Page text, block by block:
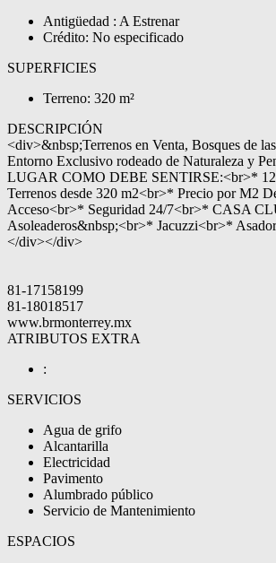
Antigüedad : A Estrenar
Crédito: No especificado
SUPERFICIES
Terreno: 320 m²
DESCRIPCIÓN
<div>&nbsp;Terrenos en Venta, Bosques de
Entorno Exclusivo rodeado de Naturaleza y
LUGAR COMO DEBE SENTIRSE:<br>*
Terrenos desde 320 m2<br>* Precio por M2
Acceso<br>* Seguridad 24/7<br>* CASA
Asoleaderos&nbsp;<br>* Jacuzzi<br>*
</div></div>
81-17158199
81-18018517
www.brmonterrey.mx
ATRIBUTOS EXTRA
:
SERVICIOS
Agua de grifo
Alcantarilla
Electricidad
Pavimento
Alumbrado público
Servicio de Mantenimiento
ESPACIOS